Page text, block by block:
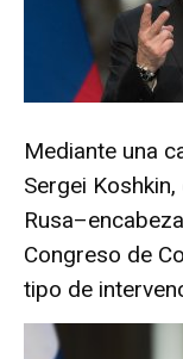
Mediante una
Sergei
Congreso de
tipo de